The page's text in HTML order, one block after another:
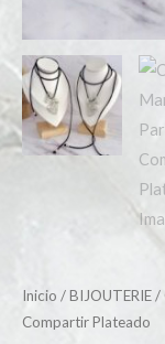
Inicio /BIJOUTERIE/
Compartir Plateado